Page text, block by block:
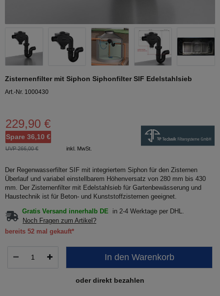
Zisternenfilter mit Siphon Siphonfilter SIF Edelstahlsieb
Art.-Nr. 1000430
229,90 €
Spare 36,10 €
UVP 266,00 € inkl. MwSt.
Der Regenwasserfilter SIF mit integriertem Siphon für den Zisternen
Überlauf und variabel einstellbarem Höhenversatz von 280 mm bis 430
mm. Der Zisternenfilter mit Edelstahlsieb für Gartenbewässerung und
Haustechnik ist für Beton- und Kunststoffzisternen geeignet.
Gratis Versand innerhalb DE
in 2-4 Werktage per DHL.
Noch Fragen zum Artikel?
bereits 52 mal gekauft*
In den Warenkorb
oder direkt bezahlen